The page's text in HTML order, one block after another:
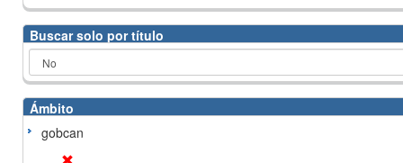
Buscar solo por título
Ámbito
gobcan